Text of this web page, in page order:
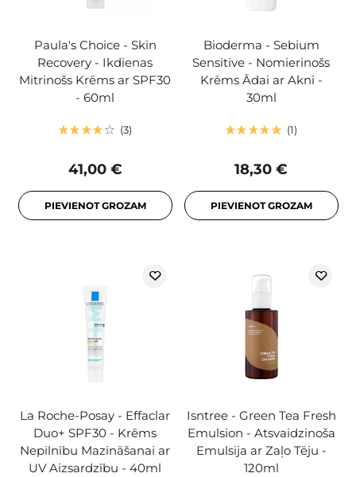
Paula's Choice - Skin
Recovery - Ikdienas
Mitrinošs Krēms ar SPF30
- 60ml
3
41,00 €
PIEVIENOT GROZAM
Bioderma - Sebium
Sensitive - Nomierinošs
Krēms Ādai ar Akni -
30ml
1
18,30 €
PIEVIENOT GROZAM
La Roche-Posay - Effaclar
Duo+ SPF30 - Krēms
Nepilnību Mazināšanai ar
UV Aizsardzību - 40ml
Isntree - Green Tea Fresh
Emulsion - Atsvaidzinoša
Emulsija ar Zaļo Tēju -
120ml